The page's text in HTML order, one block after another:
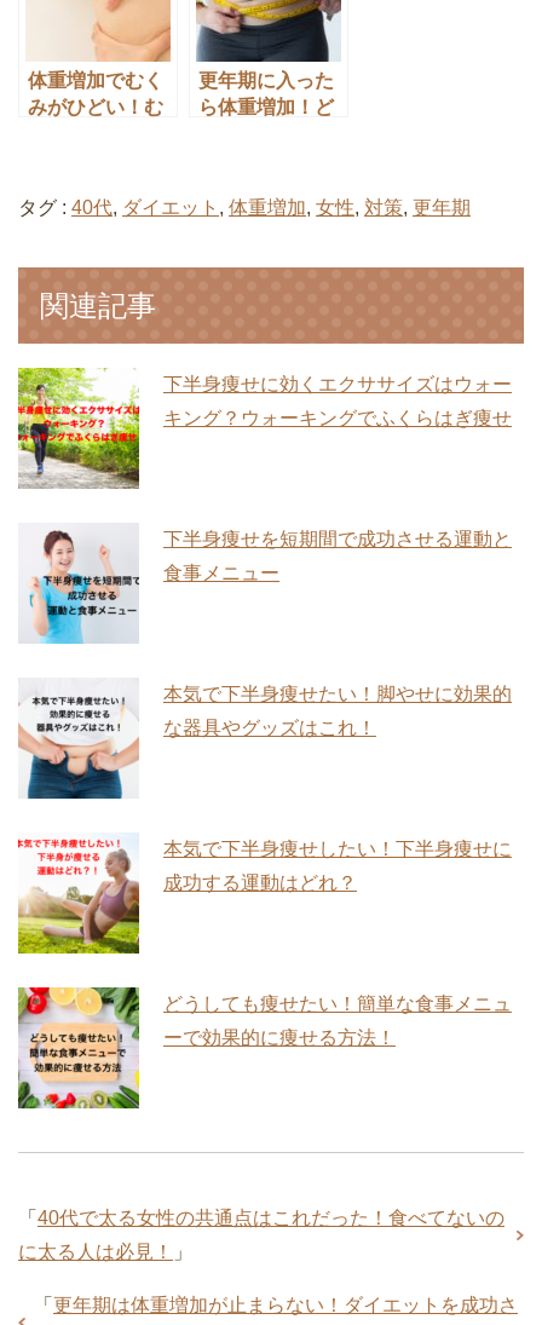
体重増加でむく
みがひどい！む
更年期に入った
ら体重増加！ど
タグ : 40代, ダイエット , 体重増加, 女性, 対策, 更年期
関連記事
下半身痩せに効くエクササイズはウォー
キング？ウォーキングでふくらはぎ痩せ
下半身痩せを短期間で成功させる運動と
食事メニュー
本気で下半身痩せたい！脚やせに効果的
な器具やグッズはこれ！
本気で下半身痩せしたい！下半身痩せに
成功する運動はどれ？
どうしても痩せたい！簡単な食事メニュ
ーで効果的に痩せる方法！
「 40代で太る女性の共通点はこれだった！食べてないの
に太る人は必見！
」
「 更年期は体重増加が止まらない！ダイエットを成功さ